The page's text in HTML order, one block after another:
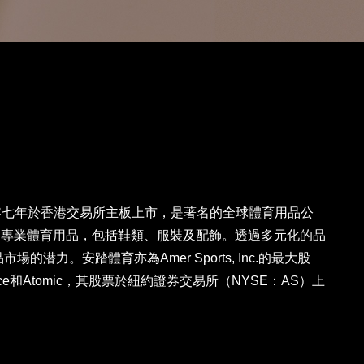
年於香港交易所主板上市，是著名的全球體育用品公
業體育用品，包括鞋類、服裝及配飾。透過多元化的品
場的潜力。安踏體育亦為Amer Sports, Inc.的最大股
和Atomic，其股票於紐約證券交易所（NYSE：AS）上